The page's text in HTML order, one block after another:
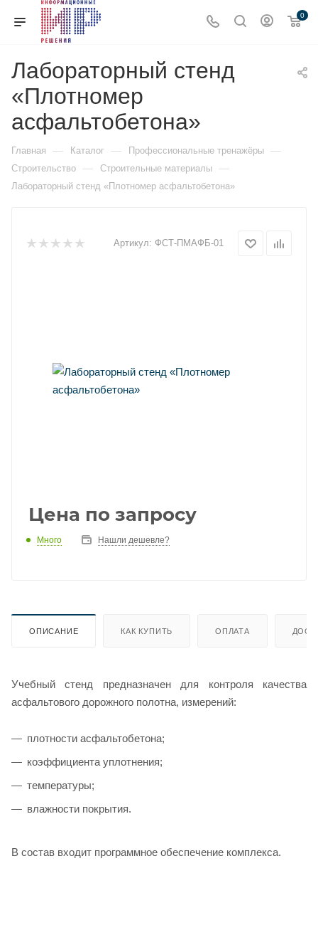
0
Лабораторный стенд
«Плотномер
асфальтобетона»
Главная — Каталог — Профессиональные тренажёры —
Строительство — Строительные материалы —
Лабораторный стенд «Плотномер асфальтобетона»
Артикул: ФСТ-ПМАФБ-01
Цена по запросу
Много Нашли дешевле?
ОПИСАНИЕ КАК КУПИТЬ ОПЛАТА
Учебный стенд предназначен для контроля качества
асфальтового дорожного полотна, измерений:
плотности асфальтобетона;
коэффициента уплотнения;
температуры;
влажности покрытия.
В состав входит программное обеспечение комплекса.